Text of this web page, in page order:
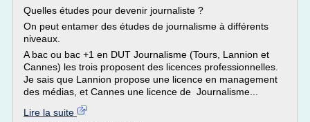
Quelles études pour devenir journaliste ?
On peut entamer des études de journalisme à différents
niveaux.
A bac ou bac +1 en DUT Journalisme (Tours, Lannion et
Cannes) les trois proposent des licences professionnelles.
Je sais que Lannion propose une licence en management
des médias, et Cannes une licence de Journalisme...
Lire la suite